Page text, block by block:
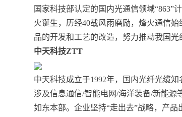
国家科技部认定的国内光通信领域“863”
火诞生，历经40载风雨磨励，烽火通信
品的开发和工艺的改造，努力推动我国光
中天科技ZTT
中天科技成立于1992年，国内光纤光缆
涉及信息通信/智能电网/海洋装备/新能源
如东本部。企业坚持“走出去”战略，产